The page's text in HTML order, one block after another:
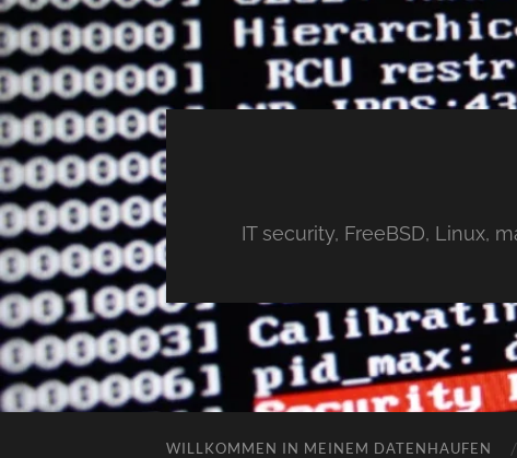
IT security, FreeBSD, Linux,
WILLKOMMEN IN MEINEM DATENHAUFEN